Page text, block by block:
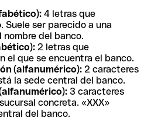
4 letras que
Suele ser parecido a una
nombre del banco.
2 letras que
el que se encuentra el banco.
(alfanumérico): 2 caracteres
la sede central del banco.
3 caracteres
concreta. «XXX»
del banco.